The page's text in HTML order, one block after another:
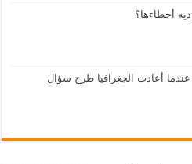
أخطاءها؟
أعادت الجغرافيا طرح سؤال